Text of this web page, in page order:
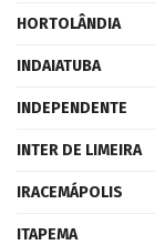
HORTOLÂNDIA
INDAIATUBA
INDEPENDENTE
INTER DE LIMEIRA
IRACEMÁPOLIS
ITAPEMA